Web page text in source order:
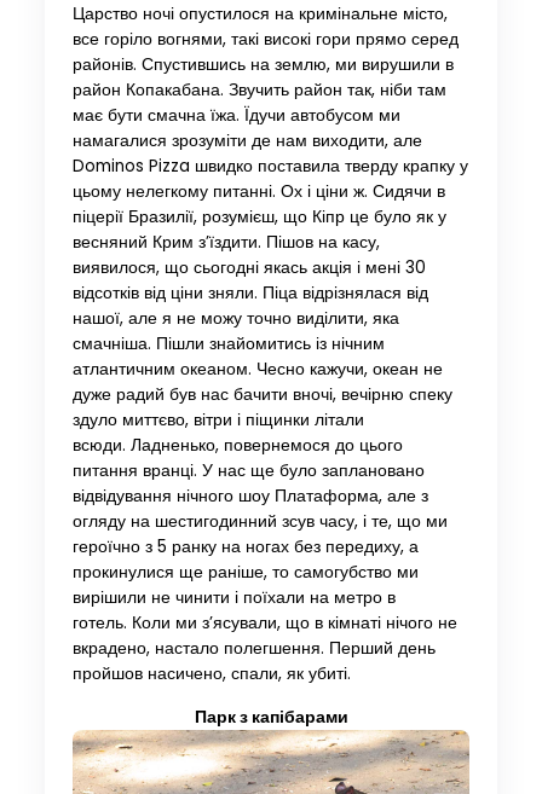
Царство ночі опустилося на кримінальне місто,
все горіло вогнями, такі високі гори прямо серед
районів. Спустившись на землю, ми вирушили в
район Копакабана. Звучить район так, ніби там
має бути смачна їжа. Їдучи автобусом ми
намагалися зрозуміти де нам виходити, але
Dominos Pizza швидко поставила тверду крапку у
цьому нелегкому питанні. Ох і ціни ж. Сидячи в
піцерії Бразилії, розумієш, що Кіпр це було як у
весняний Крим з’їздити. Пішов на касу,
виявилося, що сьогодні якась акція і мені 30
відсотків від ціни зняли. Піца відрізнялася від
нашої, але я не можу точно виділити, яка
смачніша. Пішли знайомитись із нічним
атлантичним океаном. Чесно кажучи, океан не
дуже радий був нас бачити вночі, вечірню спеку
здуло миттєво, вітри і піщинки літали
всюди. Ладненько, повернемося до цього
питання вранці. У нас ще було заплановано
відвідування нічного шоу Платаформа, але з
огляду на шестигодинний зсув часу, і те, що ми
героїчно з 5 ранку на ногах без передиху, а
прокинулися ще раніше, то самогубство ми
вирішили не чинити і поїхали на метро в
готель. Коли ми з’ясували, що в кімнаті нічого не
вкрадено, настало полегшення. Перший день
пройшов насичено, спали, як убиті.
Парк з капібарами